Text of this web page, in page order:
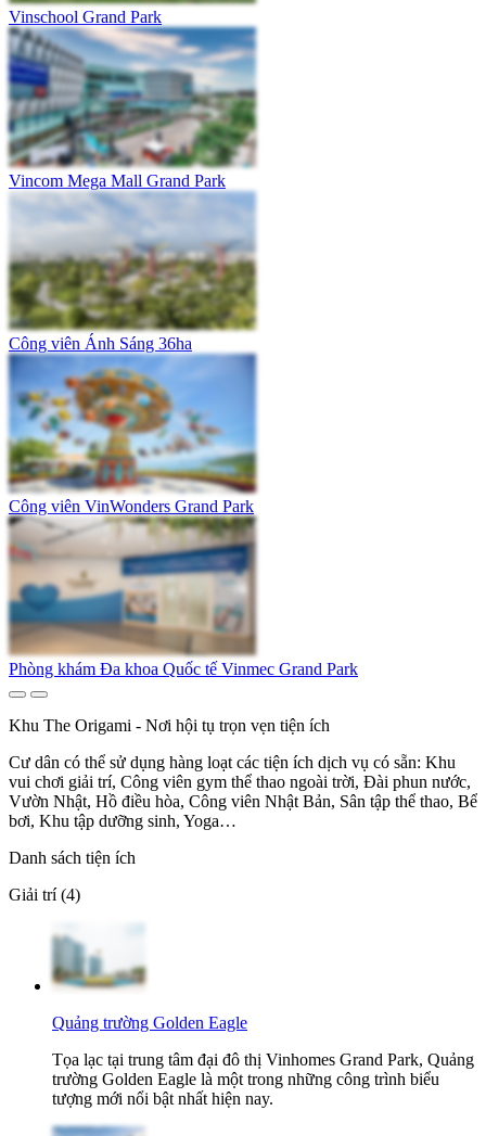
Vinschool Grand Park
Vincom Mega Mall Grand Park
Công viên Ánh Sáng 36ha
Công viên VinWonders Grand Park
Phòng khám Đa khoa Quốc tế Vinmec Grand Park
Khu The Origami - Nơi hội tụ trọn vẹn tiện ích
Cư dân có thể sử dụng hàng loạt các tiện ích dịch vụ có sẵn: Khu
vui chơi giải trí, Công viên gym thể thao ngoài trời, Đài phun nước,
Vườn Nhật, Hồ điều hòa, Công viên Nhật Bản, Sân tập thể thao, Bể
bơi, Khu tập dưỡng sinh, Yoga…
Danh sách tiện ích
Giải trí (4)
Quảng trường Golden Eagle
Tọa lạc tại trung tâm đại đô thị Vinhomes Grand Park, Quảng
trường Golden Eagle là một trong những công trình biểu
tượng mới nổi bật nhất hiện nay.